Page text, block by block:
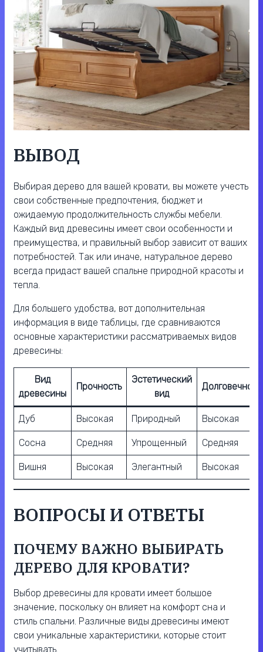
ВЫВОД
Выбирая дерево для вашей кровати, вы можете учесть
свои собственные предпочтения, бюджет и
ожидаемую продолжительность службы мебели.
Каждый вид древесины имеет свои особенности и
преимущества, и правильный выбор зависит от ваших
потребностей. Так или иначе, натуральное дерево
всегда придаст вашей спальне природной красоты и
тепла.
Для большего удобства, вот дополнительная
информация в виде таблицы, где сравниваются
основные характеристики рассматриваемых видов
древесины:
Вид
древесины
Прочность
Эстетический
вид
Дуб Высокая Природный Высокая
Сосна Средняя Упрощенный Средняя
Вишня Высокая Элегантный Высокая
ВОПРОСЫ И ОТВЕТЫ
ПОЧЕМУ ВАЖНО ВЫБИРАТЬ
ДЕРЕВО ДЛЯ КРОВАТИ?
Выбор древесины для кровати имеет большое
значение, поскольку он влияет на комфорт сна и
стиль спальни. Различные виды древесины имеют
свои уникальные характеристики, которые стоит
учитывать.